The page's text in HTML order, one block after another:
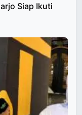
Siap Ikuti